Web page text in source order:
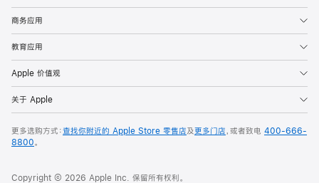
商务应用
教育应用
Apple 价值观
关于 Apple
更多选购方式：查找你附近的 Apple Store 零售店及更多门店，或者致电 400-666-
8800。
Copyright © 2026 Apple Inc. 保留所有权利。